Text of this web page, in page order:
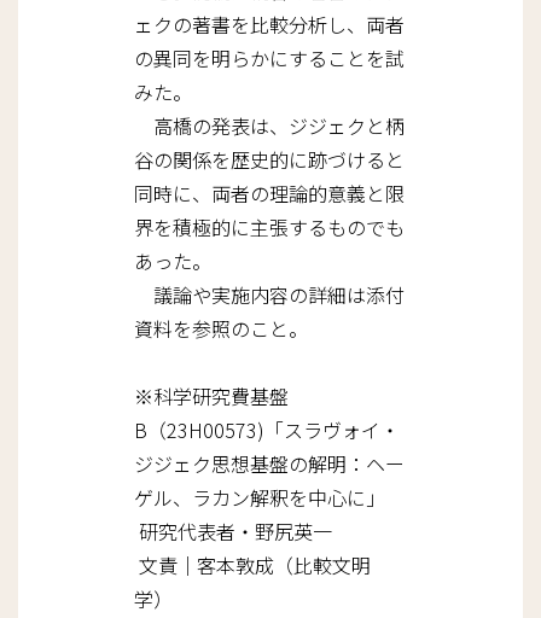
ェクの著書を比較分析し、両者
の異同を明らかにすることを試
みた。
高橋の発表は、ジジェクと柄
谷の関係を歴史的に跡づけると
同時に、両者の理論的意義と限
界を積極的に主張するものでも
あった。
議論や実施内容の詳細は添付
資料を参照のこと。
※科学研究費基盤
B（23H00573)「スラヴォイ・
ジジェク思想基盤の解明：ヘー
ゲル、ラカン解釈を中心に」
研究代表者・野尻英一
文責｜客本敦成（比較文明
学）